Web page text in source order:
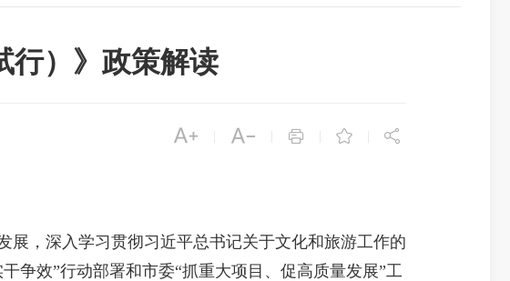
行）》政策解读
    
，深入学习贯彻习近平总书记关于文化和旅游工作的
争效”行动部署和市委“抓重大项目、促高质量发展”工